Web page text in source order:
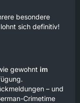
besondere
sich definitiv!
gewohnt im
– und
Crimetime